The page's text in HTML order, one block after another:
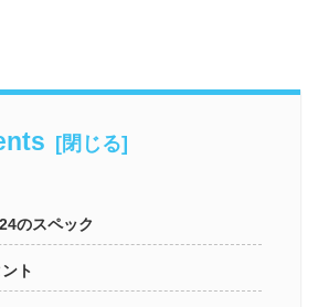
のスペック
ト